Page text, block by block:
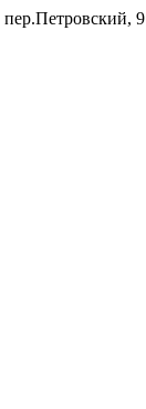
пер.Петровский, 9